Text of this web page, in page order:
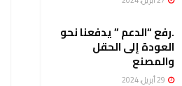
.رفع “الدعم ” يدفعنا نحو
العودة إلى الحقل
والمصنع